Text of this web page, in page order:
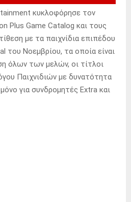
κυκλοφόρησε τον
Plus Game Catalog και τους
με τα παιχνίδια επιπέδου
του Νοεμβρίου, τα οποία είναι
όλων των μελών, οι τίτλοι
Παιχνιδιών με δυνατότητα
για συνδρομητές Extra και